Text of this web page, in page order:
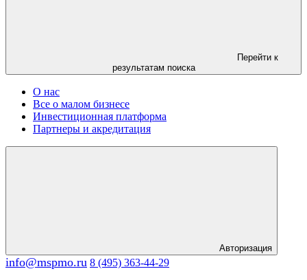
Перейти к
результатам поиска
О нас
Все о малом бизнесе
Инвестиционная платформа
Партнеры и акредитация
Авторизация
info@mspmo.ru 8 (495) 363-44-29